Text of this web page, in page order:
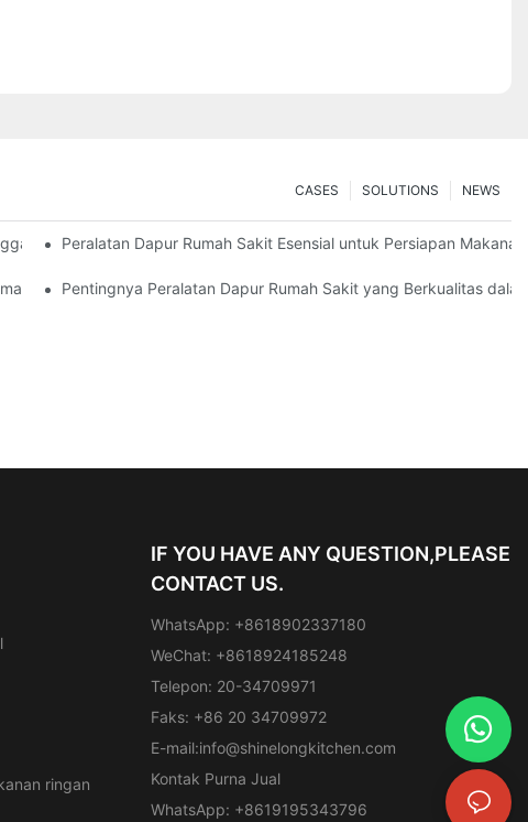
NEWS
SOLUTIONS
CASES
Terbatas
Peralatan Dapur Rumah Sakit Esensial untuk Persiapan
Pentingnya Peralatan Dapur Rumah Sakit yang Berkualitas
ringan
IF YOU HAVE ANY QUESTION,PLEASE
CONTACT US.
WhatsApp: +8618902337180
WeChat: +8618924185248
Telepon: 20-34709971
Faks: +86 20 34709972
E-mail:info@shinelongkitchen.com
Kontak Purna Jual
WhatsApp: +8619195343796